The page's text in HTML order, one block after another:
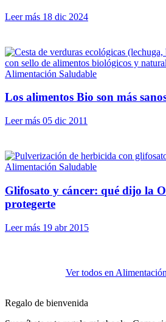
Leer más 18 dic 2024
Alimentación Saludable
Los alimentos Bio son más
Leer más 05 dic 2011
Alimentación Saludable
Glifosato y cáncer: qué dijo la
protegerte
Leer más 19 abr 2015
Ver todos en
Regalo de bienvenida